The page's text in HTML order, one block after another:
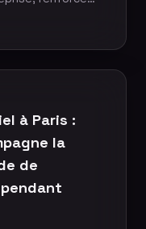
les
le bon
et
votre image de
à Paris :
la
de